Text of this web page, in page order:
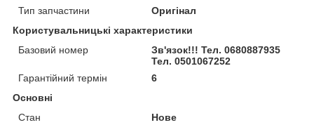
Тип запчастини
Оригінал
Користувальницькі характеристики
Базовий номер
Зв'язок!!! Тел. 0680887935
Тел. 0501067252
Гарантійний термін
6
Основні
Стан
Нове